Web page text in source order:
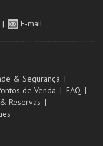
E-mail
& Segurança
de Venda
FAQ
Reservas